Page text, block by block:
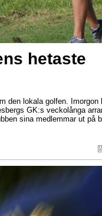
hetaste
den lokala golfen. Imorgon
GK:s veckolånga
sina medlemmar ut på